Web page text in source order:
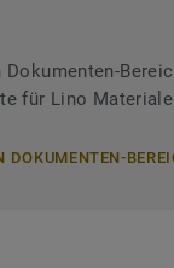
Dokumenten-
für Lino
DOKUMENTEN-